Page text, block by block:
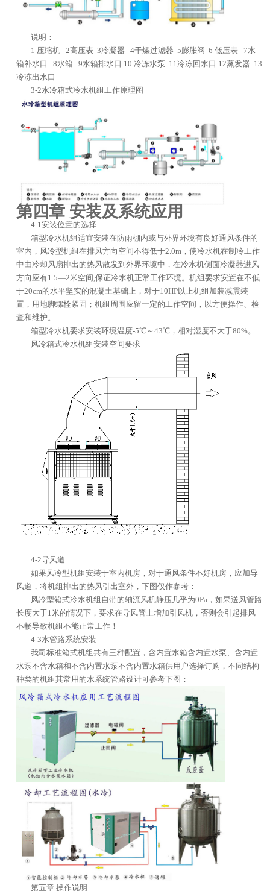
说明：
1 压缩机 2高压表 3冷凝器 4干燥过滤器 5膨胀阀 6 低压表 7水
箱补水口 8水箱 9水箱排水口 10 冷冻水泵 11冷冻回水口 12蒸发器 13
冷冻出水口
3-2水冷箱式冷水机组工作原理图
第四章 安装及系统应用
4-1安装位置的选择
箱型冷水机组适宜安装在防雨棚内或与外界环境有良好通风条件的
室内，风冷型机组在排风方向空间不得低于2.0m，使冷水机在制冷工作
中由冷却风扇排出的热风散发到外界环境中，在冷水机侧面冷凝器进风
方向应有1.5—2米空间,保证冷水机正常工作环境。机组要求安置在不低
于20cm的水平坚实的混凝土基础上，对于10HP以上机组加装减震装
置，用地脚螺栓紧固；机组周围应留一定的工作空间，以方便操作、检
查和维护。
箱型冷水机要求安装环境温度-5℃～43℃，相对湿度不大于80%。
风冷箱式冷水机组安装空间要求
4-2导风道
如果风冷型机组安装于室内机房，对于通风条件不好机房，应加导
风道，将机组排出的热风引出室外，下图仅作参考：
风冷型箱式冷水机组自带的轴流风机静压几乎为0Pa，如果送风管路
长度大于1米的情况下，要求在导风管上增加引风机，否则会引起排风
不畅导致机组不能正常工作！
4-3水管路系统安装
我司标准箱式机组共有三种配置，含内置水箱含内置水泵、含内置
水泵不含水箱和不含内置水泵不含内置水箱供用户选择订购，不同结构
种类的机组其常用的水系统管路设计可参考下图：
第五章 操作说明